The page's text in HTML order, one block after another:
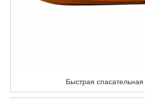
Быстрая спасательная